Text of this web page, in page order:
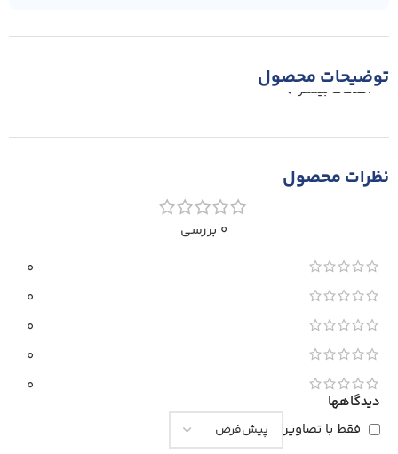
توضیحات محصول
اطلاعات بیشتر
نظرات محصول
0 بررسی
0
0
0
0
0
دیدگاهها
فقط با تصاویر